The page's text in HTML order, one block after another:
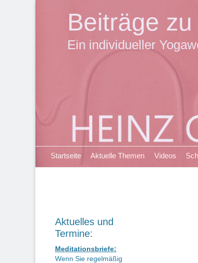
Beiträge
Ein individueller
Primäres Menü
ZumStartseite Aktuelle Themen Videos
Aktuelles und
Termine:
Meditationsbriefe:
Wenn Sie regelmäßig